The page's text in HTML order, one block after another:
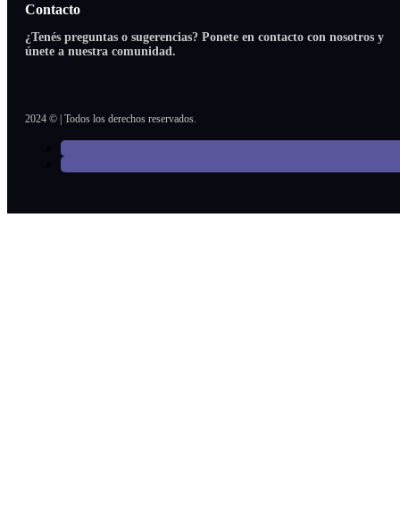
Contacto
¿Tenés preguntas o sugerencias? Ponete en contacto con nosotros y
únete a nuestra comunidad.
2024 © | Todos los derechos reservados.